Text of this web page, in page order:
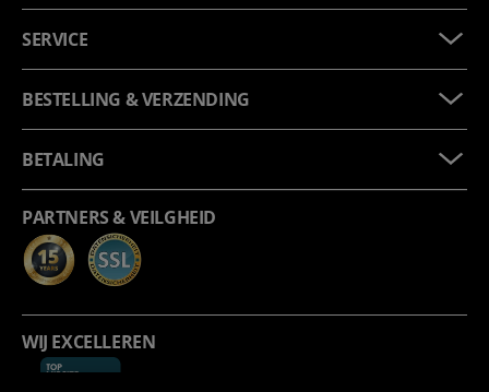
SERVICE
BESTELLING & VERZENDING
BETALING
PARTNERS & VEILGHEID
WIJ EXCELLEREN